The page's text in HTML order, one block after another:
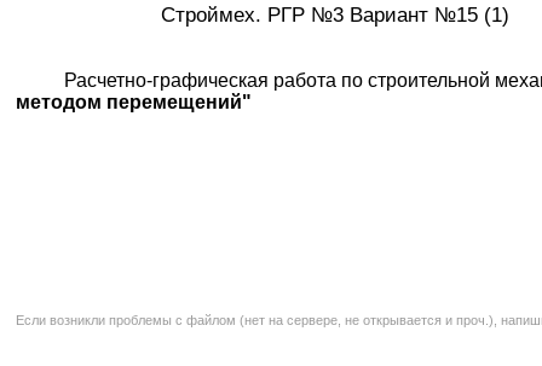
Строймех. РГР №3 Вариант №15 (1)
Расчетно-графическая работа по строительной
методом перемещений"
Если возникли проблемы с файлом (нет на сервере, не открывается и проч.),